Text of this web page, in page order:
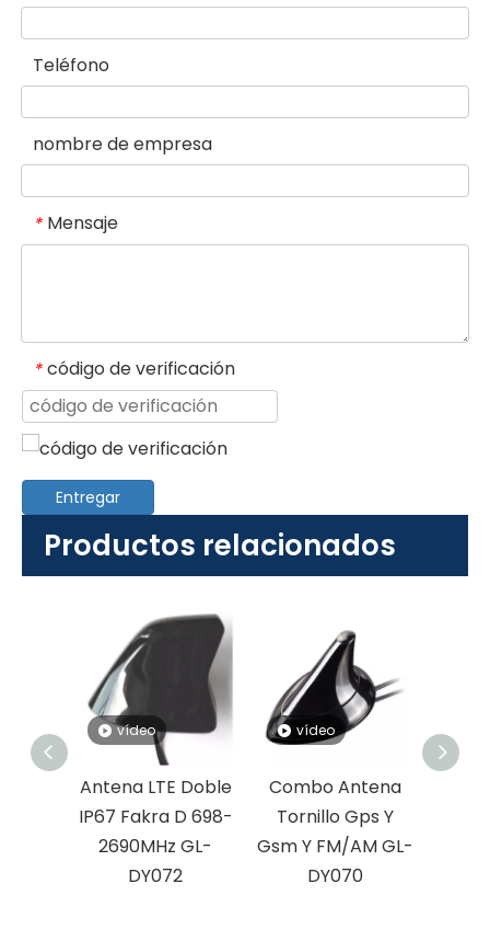
Teléfono
nombre de empresa
* Mensaje
* código de verificación
Entregar
Productos relacionados
vídeo
Antena LTE Doble
IP67 Fakra D 698-
2690MHz GL-
DY072
vídeo
Combo Antena
Tornillo Gps Y
Gsm Y FM/AM GL-
DY070